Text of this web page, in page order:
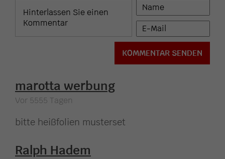
marotta werbung
Vor 5555 Tagen
bitte heißfolien musterset
Ralph Hadem